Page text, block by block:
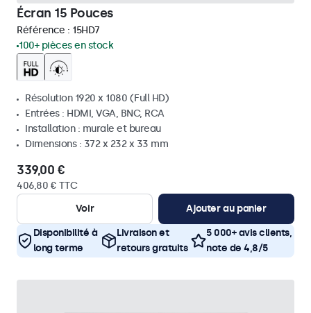
Écran 15 Pouces
Référence : 15HD7
100+ pièces en stock
Résolution 1920 x 1080 (Full HD)
Entrées : HDMI, VGA, BNC, RCA
Installation : murale et bureau
Dimensions : 372 x 232 x 33 mm
339,00 €
406,80 € TTC
Voir
Ajouter au panier
Disponibilité à
long terme
Livraison et
retours gratuits
5 000+ avis clients,
note de 4,8/5